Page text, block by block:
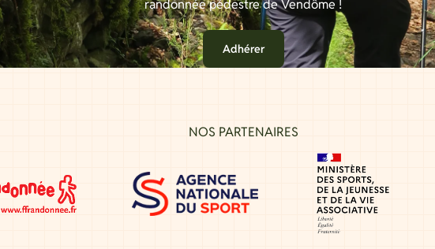
randonnée pédestre de Vendôme !
Adhérer
NOS PARTENAIRES